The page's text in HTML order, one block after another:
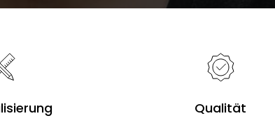
Qualität